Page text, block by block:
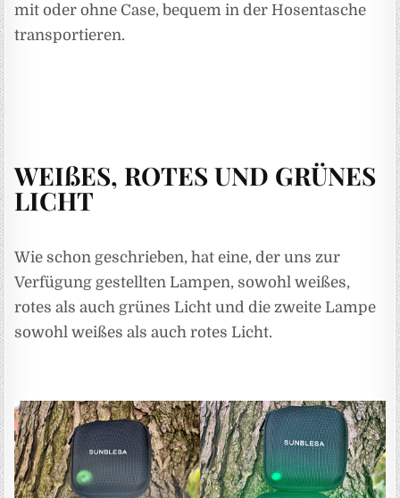
mit oder ohne Case, bequem in der Hosentasche
transportieren.
WEIßES, ROTES UND GRÜNES
LICHT
Wie schon geschrieben, hat eine, der uns zur
Verfügung gestellten Lampen, sowohl weißes,
rotes als auch grünes Licht und die zweite Lampe
sowohl weißes als auch rotes Licht.